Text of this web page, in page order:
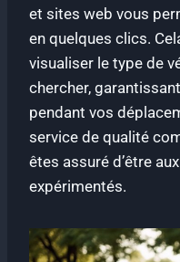
et sites web vous
en quelques clics.
visualiser le type de
chercher,
pendant vos
service de qualité
êtes assuré d’être
expérimentés.